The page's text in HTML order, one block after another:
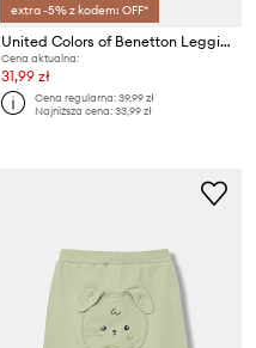
extra -5% z kodem: OFF*
United Colors of Benetton Legginsy dziecięce bawełniane z elastanem
Cena aktualna:
31,99 zł
Cena regularna:39,99 zł
Najniższa cena:33,99 zł